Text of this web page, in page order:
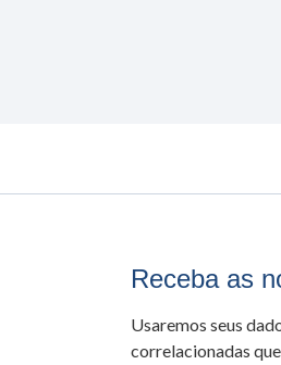
Receba as
Usaremos seus
correlacionadas